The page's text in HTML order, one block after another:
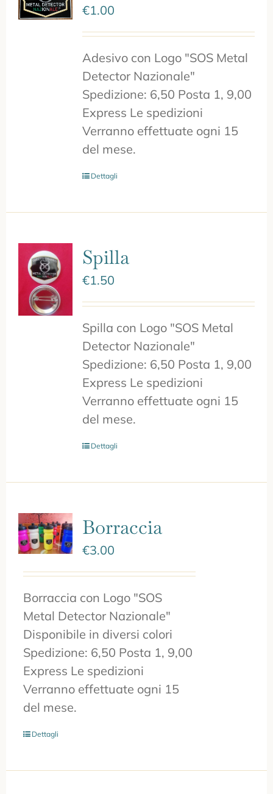
€1.00
Adesivo con Logo "SOS Metal
Detector Nazionale"
Spedizione: 6,50 Posta 1, 9,00
Express Le spedizioni
Verranno effettuate ogni 15
del mese.
Dettagli
Spilla
€1.50
Spilla con Logo "SOS Metal
Detector Nazionale"
Spedizione: 6,50 Posta 1, 9,00
Express Le spedizioni
Verranno effettuate ogni 15
del mese.
Dettagli
Borraccia
€3.00
Borraccia con Logo "SOS
Metal Detector Nazionale"
Disponibile in diversi colori
Spedizione: 6,50 Posta 1, 9,00
Express Le spedizioni
Verranno effettuate ogni 15
del mese.
Dettagli